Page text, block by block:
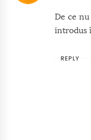
De ce
introdus
REPLY